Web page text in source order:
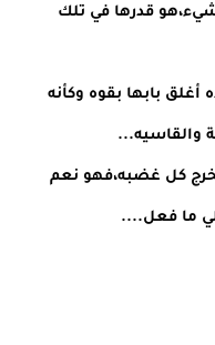
قدرها في تلك
بابها بقوه وكأنه
والقاسيه...
كل غضبه،فهو نعم
ما فعل....